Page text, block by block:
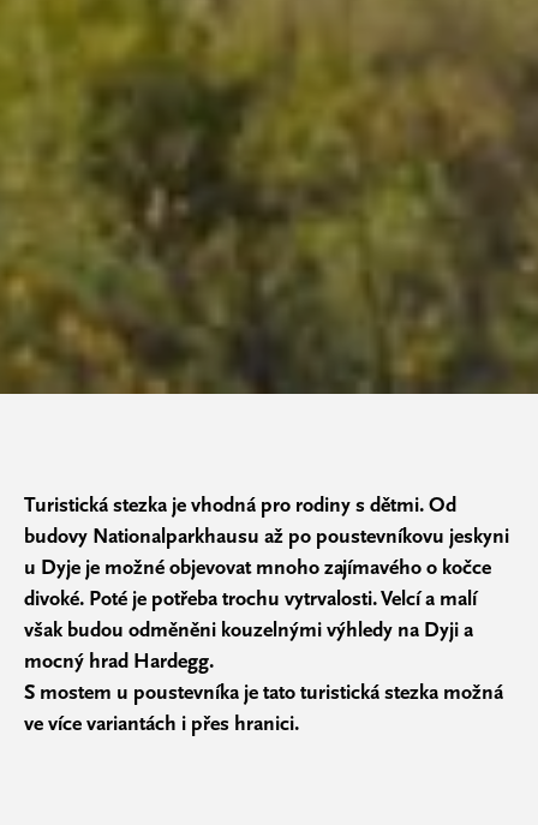
Turistická stezka je vhodná pro rodiny s dětmi. Od
budovy Nationalparkhausu až po poustevníkovu jeskyni
u Dyje je možné objevovat mnoho zajímavého o kočce
divoké. Poté je potřeba trochu vytrvalosti. Velcí a malí
však budou odměněni kouzelnými výhledy na Dyji a
mocný hrad Hardegg.
S mostem u poustevníka je tato turistická stezka možná
ve více variantách i přes hranici.